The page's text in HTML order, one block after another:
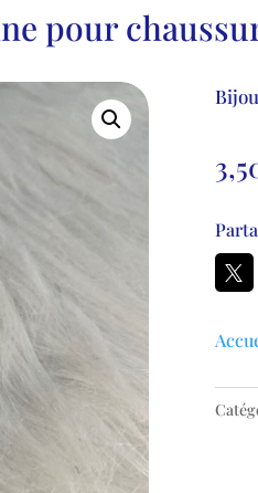
pour